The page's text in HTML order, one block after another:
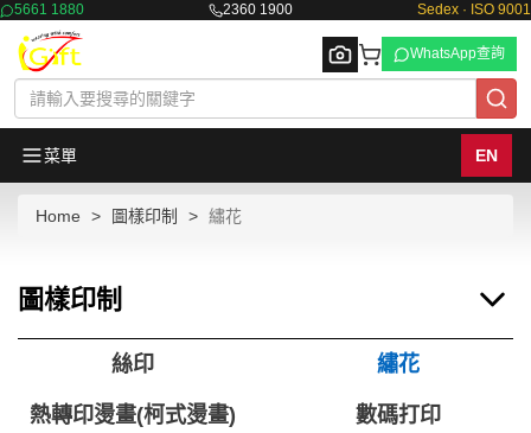
5661 1880 2360 1900 Sedex · ISO 9001
WhatsApp查詢
菜單 EN
Home 圖樣印制 繡花
圖樣印制
絲印 繡花
熱轉印燙畫(柯式燙畫) 數碼打印